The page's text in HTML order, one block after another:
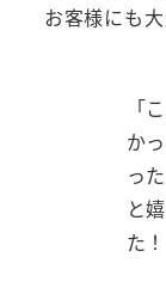
お客様にも
「
か
っ
と
た！